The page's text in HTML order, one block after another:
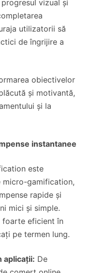
vizual și
utilizatorii să
de îngrijire a
obiectivelor
și motivantă,
și la
instantanee
este
micro-gamification,
rapide și
mici și simple.
foarte eficient în
pe termen lung.
aplicații: De